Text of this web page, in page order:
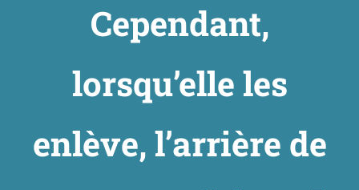
Créez vos EMA et biométrie
Ressources
Recherche
Cependant,
lorsqu’elle les
enlève, l’arrière de